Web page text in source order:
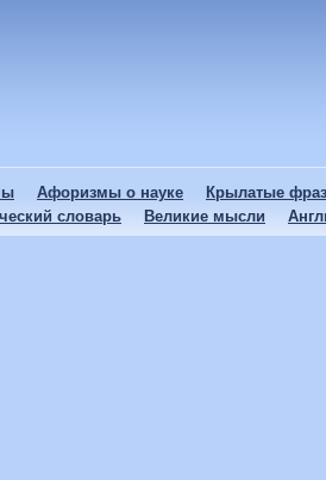
Афоризмы о науке Крылатые
словарь
Великие мысли